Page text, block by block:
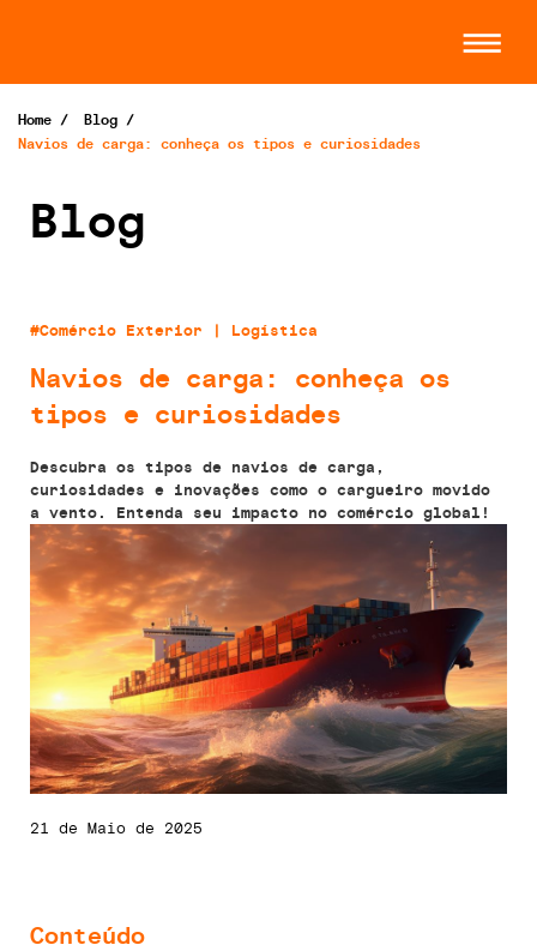
Home / Blog /
Navios de carga: conheça os tipos e curiosidades
Blog
#Comércio Exterior | Logística
Navios de carga: conheça os
tipos e curiosidades
Descubra os tipos de navios de carga,
curiosidades e inovações como o cargueiro movido
a vento. Entenda seu impacto no comércio global!
21 de Maio de 2025
Conteúdo